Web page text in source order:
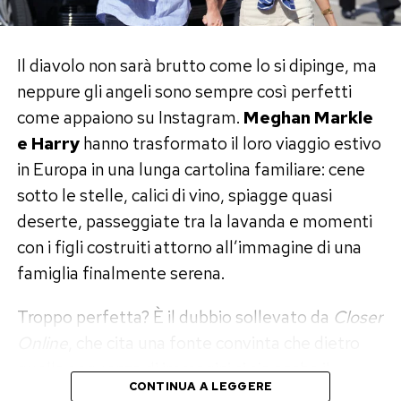
entrambi».
Non proprio la dichiarazione di chi vuole
continuare la guerra.
Cristian mette like e i fan fiutano la
pace
Anche Cristian, dal canto suo, avrebbe lasciato
qualche segnale di distensione.
Il romano ha infatti messo like ad alcuni
commenti che parlavano di un rapporto sincero
possibilità che, nonostante tutto, lui continui a
esserci per Soraya.
Il diavolo non sarà brutto come lo si dipinge, ma
neppure gli angeli sono sempre così perfetti
come appaiono su Instagram. Meghan Markle
e Harryhanno trasformato il loro viaggio estivo
in Europa in una lunga cartolina familiare: cene
sotto le stelle, calici di vino, spiagge quasi
deserte, passeggiate tra la lavanda e momenti
con i figli costruiti attorno all’immagine di una
famiglia finalmente serena.
Troppo perfetta? È il dubbio sollevato da Closer
quella sequenza di immagini ci sia anche il
desiderio di mettere a tacere le voci che da mesi
CONTINUA A LEGGERE